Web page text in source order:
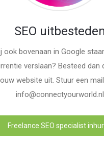
SEO uitbesteden
ook bovenaan in Google
verslaan? Besteed dan
website uit. Stuur een
info@connectyourworld.nl
Freelance SEO specialist